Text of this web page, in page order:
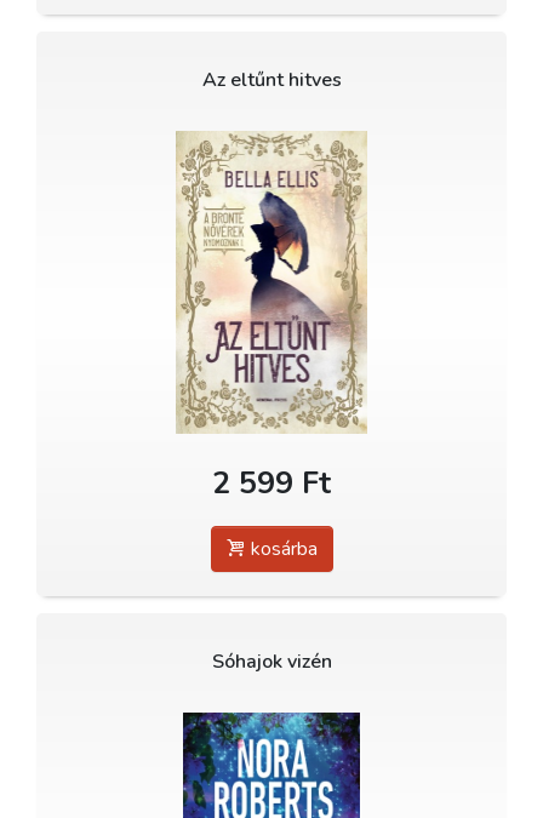
Az eltűnt hitves
2 599 Ft
kosárba
Sóhajok vizén